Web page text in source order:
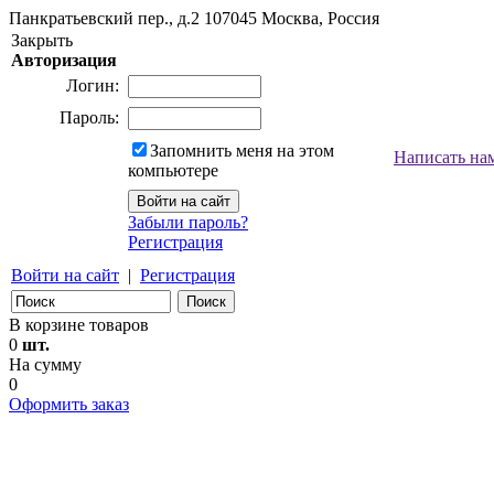
Панкратьевский пер., д.2 107045 Москва, Россия
Закрыть
Авторизация
Логин:
Пароль:
Запомнить меня на этом
компьютере
Забыли пароль?
Регистрация
Войти на сайт | Регистрация
Написать
В корзине товаров
0 шт.
На сумму
0
Оформить заказ